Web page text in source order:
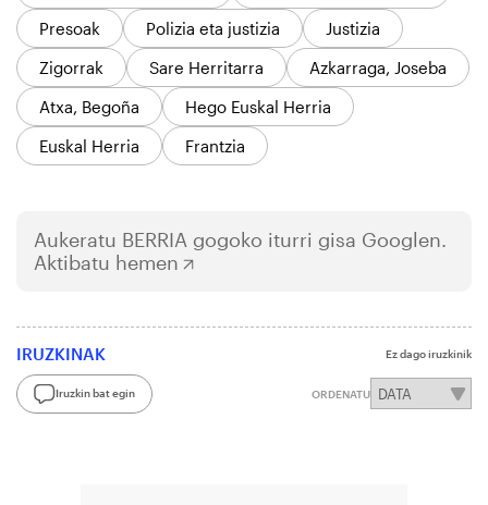
Presoak
Polizia eta justizia
Justizia
Zigorrak
Sare Herritarra
Azkarraga, Joseba
Atxa, Begoña
Hego Euskal Herria
Euskal Herria
Frantzia
Aukeratu BERRIA gogoko iturri gisa Googlen.
Aktibatu hemen
IRUZKINAK Ez dago iruzkinik
Iruzkin bat egin ORDENATU